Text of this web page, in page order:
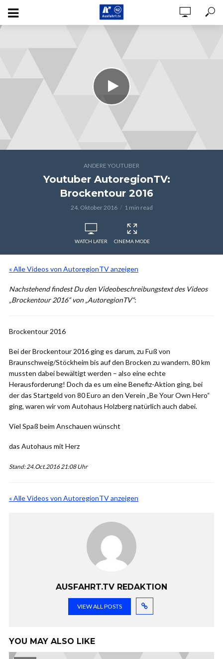
ANDERE YOUTUBER
Youtuber AutoregionTV:
Brockentour 2016
24. Oktober 2016 1 min read
WATCH LATER CINEMA MODE
« Alle Videos von AutoregionTV anzeigen
Nachstehend findest Du den Videobeschreibungstext des Videos
„Brockentour 2016“ von „AutoregionTV“:
Brockentour 2016
Bei der Brockentour 2016 ging es darum, zu Fuß von
Braunschweig/Stöckheim bis auf den Brocken zu wandern. 80 km
mussten dabei bewältigt werden – also eine echte
Herausforderung! Doch da es um eine Benefiz-Aktion ging, bei
der das Startgeld von 80 Euro an den Verein „Be Your Own Hero“
ging, waren wir vom Autohaus Holzberg natürlich auch dabei.
Viel Spaß beim Anschauen wünscht
das Autohaus mit Herz
Stand: 24.Oct.2016 21:08 Uhr
« Alle Videos von AutoregionTV anzeigen
AUSFAHRT.TV REDAKTION
VIEW ALL POSTS
YOU MAY ALSO LIKE